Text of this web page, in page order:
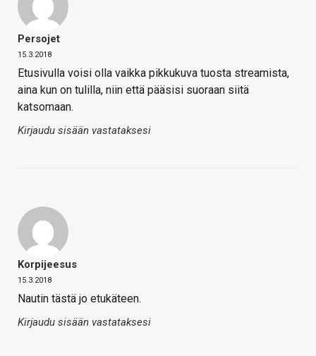
Persojet
15.3.2018
Etusivulla voisi olla vaikka pikkukuva tuosta streamista,
aina kun on tulilla, niin että pääsisi suoraan siitä
katsomaan.
Kirjaudu sisään vastataksesi
Korpijeesus
15.3.2018
Nautin tästä jo etukäteen.
Kirjaudu sisään vastataksesi